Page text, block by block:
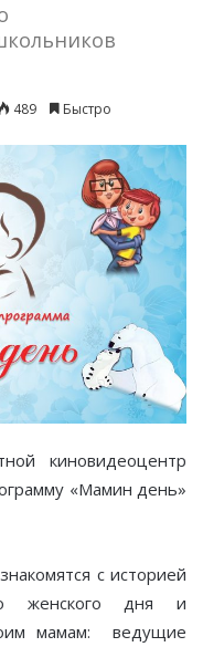
489 Быстро
киновидеоцентр
«Мамин день»
с историей
женского дня и
мамам: ведущие